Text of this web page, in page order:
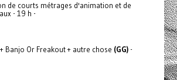
de courts métrages d'animation et de
- 19 h -
Banjo Or Freakout + autre chose (GG)-